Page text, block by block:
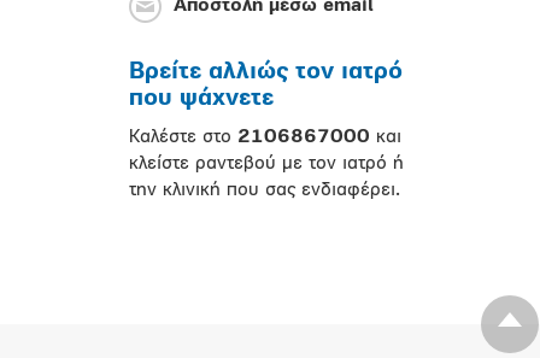
Αποστολή μέσω email
Βρείτε αλλιώς τον ιατρό
που ψάχνετε
Καλέστε στο 2106867000 και
κλείστε ραντεβού με τον ιατρό ή
την κλινική που σας ενδιαφέρει.